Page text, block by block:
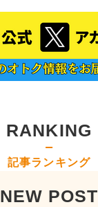
RANKING
記事ランキング
NEW POST